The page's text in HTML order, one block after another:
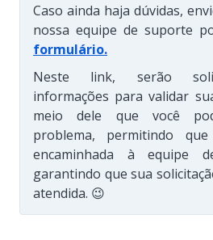
Caso ainda haja dúvidas,
nossa equipe de suporte
formulário.
Neste link, serão
informações para validar
meio dele que você
problema, permitindo
encaminhada à equipe
garantindo que sua
atendida. 😉